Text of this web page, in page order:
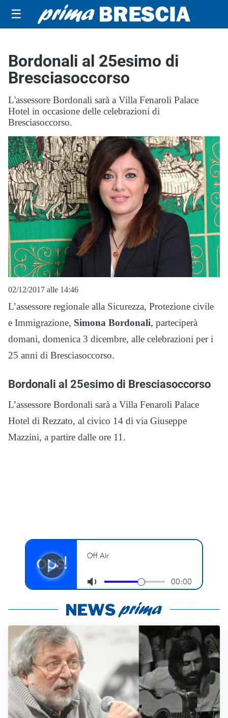
☰
Bordonali al 25esimo di
Bresciasoccorso
L'assessore Bordonali sarà a Villa Fenaroli Palace
Hotel in occasione delle celebrazioni di
Bresciasoccorso.
02/12/2017 alle 14:46
L’assessore regionale alla Sicurezza, Protezione civile
e Immigrazione, Simona Bordonali, parteciperà
domani, domenica 3 dicembre, alle celebrazioni per i
25 anni di Bresciasoccorso.
Bordonali al 25esimo di Bresciasoccorso
L’assessore Bordonali sarà a Villa Fenaroli Palace
Hotel di Rezzato, al civico 14 di via Giuseppe
Mazzini, a partire dalle ore 11.